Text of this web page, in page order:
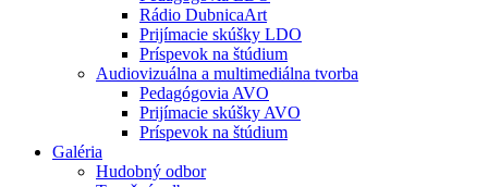
Rádio DubnicaArt
Prijímacie skúšky LDO
Príspevok na štúdium
Audiovizuálna a multimediálna tvorba
Pedagógovia AVO
Prijímacie skúšky AVO
Príspevok na štúdium
Galéria
Hudobný odbor